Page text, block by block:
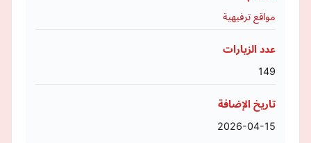
مواقع ترفيهية
عدد الزيارات
149
تاريخ الإضافة
2026-04-15